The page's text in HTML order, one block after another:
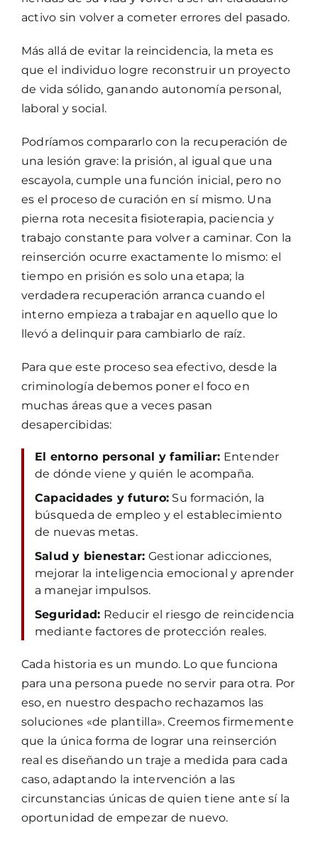
activo sin volver a cometer errores del pasado.
Más allá de evitar la reincidencia, la meta es
que el individuo logre reconstruir un proyecto
de vida sólido, ganando autonomía personal,
laboral y social.
Podríamos compararlo con la recuperación de
una lesión grave: la prisión, al igual que una
escayola, cumple una función inicial, pero no
es el proceso de curación en sí mismo. Una
pierna rota necesita fisioterapia, paciencia y
trabajo constante para volver a caminar. Con la
reinserción ocurre exactamente lo mismo: el
tiempo en prisión es solo una etapa; la
verdadera recuperación arranca cuando el
interno empieza a trabajar en aquello que lo
llevó a delinquir para cambiarlo de raíz.
Para que este proceso sea efectivo, desde la
criminología debemos poner el foco en
muchas áreas que a veces pasan
desapercibidas:
El entorno personal y familiar: Entender
de dónde viene y quién le acompaña.
Capacidades y futuro: Su formación, la
búsqueda de empleo y el establecimiento
de nuevas metas.
Salud y bienestar: Gestionar adicciones,
mejorar la inteligencia emocional y aprender
a manejar impulsos.
Seguridad: Reducir el riesgo de reincidencia
mediante factores de protección reales.
Cada historia es un mundo. Lo que funciona
para una persona puede no servir para otra. Por
eso, en nuestro despacho rechazamos las
soluciones «de plantilla». Creemos firmemente
que la única forma de lograr una reinserción
real es diseñando un traje a medida para cada
caso, adaptando la intervención a las
circunstancias únicas de quien tiene ante sí la
oportunidad de empezar de nuevo.